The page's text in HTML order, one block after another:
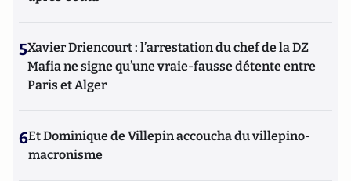
5Xavier Driencourt : l’arrestation du chef de la DZ
Mafia ne signe qu’une vraie-fausse détente entre
Paris et Alger
6Et Dominique de Villepin accoucha du villepino-
macronisme